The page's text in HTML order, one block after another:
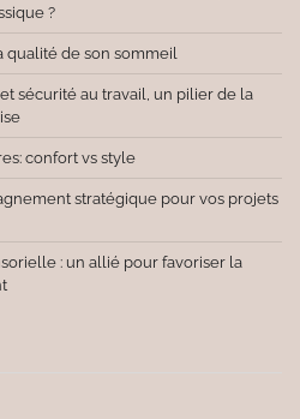
?
qualité de son sommeil
sécurité au travail, un pilier de la
confort vs style
stratégique pour vos projets
: un allié pour favoriser la